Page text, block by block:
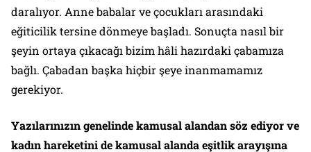
daralıyor. Anne babalar ve çocukları arasındaki
eğiticilik tersine dönmeye başladı. Sonuçta nasıl bir
şeyin ortaya çıkacağı bizim hâli hazırdaki çabamıza
bağlı. Çabadan başka hiçbir şeye inanmamamız
gerekiyor.
Yazılarınızın genelinde kamusal alandan söz ediyor ve
kadın hareketini de kamusal alanda eşitlik arayışına